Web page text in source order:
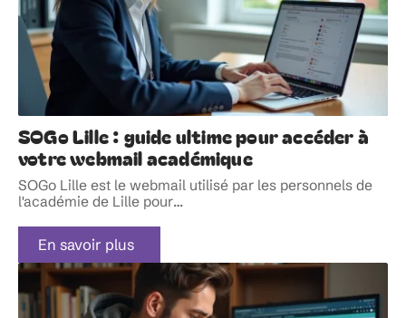
SOGo Lille : guide ultime pour accéder à
votre webmail académique
SOGo Lille est le webmail utilisé par les personnels de
l'académie de Lille pour…
En savoir plus